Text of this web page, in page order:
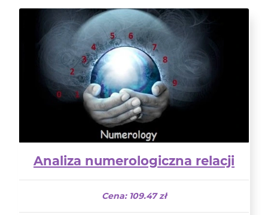
Analiza numerologiczna relacji
Cena: 109.47 zł